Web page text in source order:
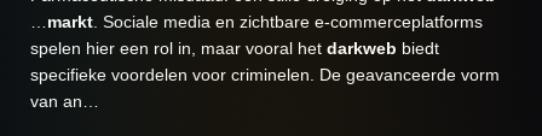
markt . Sociale media en zichtbare e-commerceplatforms
spelen hier een rol in, maar vooral het darkweb biedt
specifieke voordelen voor criminelen. De geavanceerde vorm
van an…